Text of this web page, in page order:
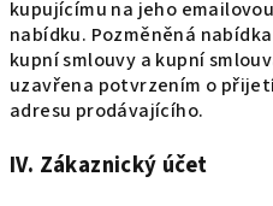
kupujícímu na jeho
nabídku. Pozměněná
kupní smlouvy a kupní
uzavřena potvrzením o
adresu prodávajícího.
IV. Zákaznický účet